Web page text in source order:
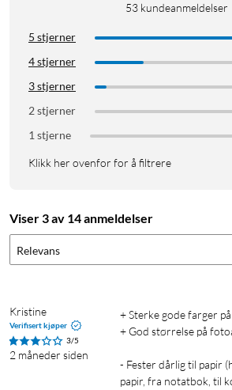
Utskriftshastighet: < 50 sekunder
Tilkobling: Bluetooth, USB-C (ikke
Portabel skriver
53 kundeanmeldelser
5 stjerner
4 stjerner
3 stjerner
2 stjerner
1 stjerne
Klikk her ovenfor for å filtrere
Viser 3 av 14 anmeldelser
Relevans
Kristine
Verifisert kjøper
3/5
2 måneder siden
+ Sterke gode farger på bildene.
+ God størrelse på
- Fester dårlig til papir
papir, fra notatbok, til